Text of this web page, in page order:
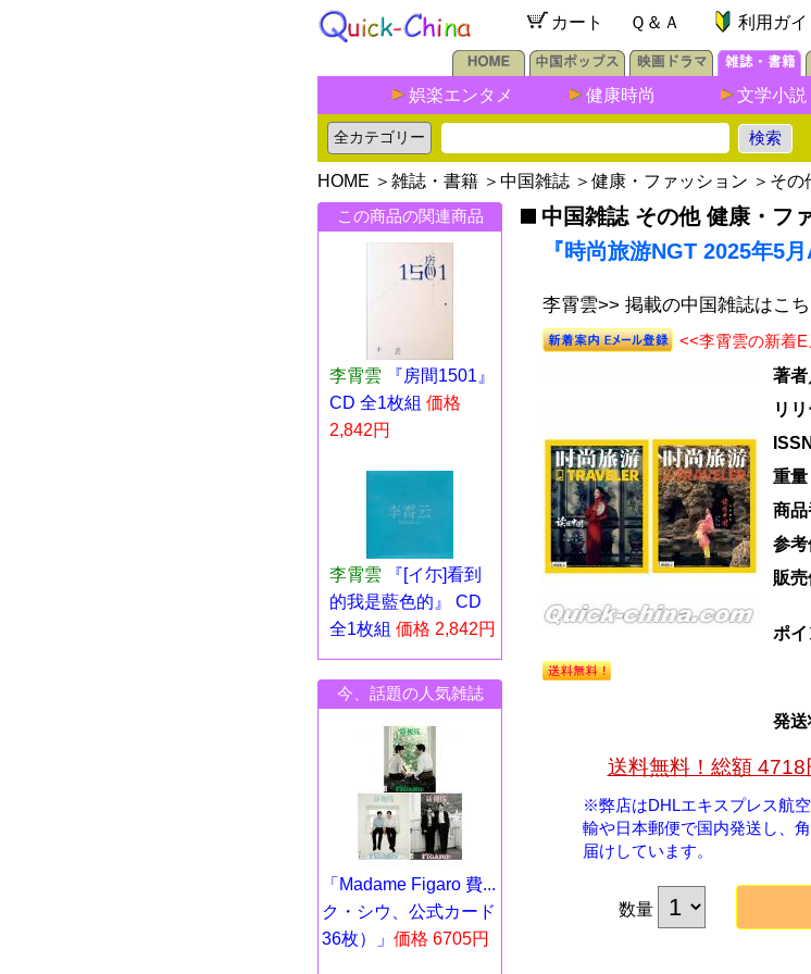
カート Ｑ＆Ａ 利用ガイ
娯楽エンタメ 健康時尚 文学小説
HOME ＞ 雑誌・書籍 ＞ 中国雑誌 ＞ 健康・ファッション ＞ その
この商品の関連商品
李霄雲
『房間1501』
CD 全1枚組 価格
2,842円
李霄雲
『[イ尓]看到
的我是藍色的』 CD
全1枚組 価格 2,842円
今、話題の人気雑誌
「Madame Figaro 費...
ク・シウ、公式カード
36枚）」 価格 6705円
中国雑誌 その他 健康・フ
『時尚旅游NGT 2025年5
李霄雲>> 掲載の中国雑誌はこ
<<李霄雲の新着E
著
リ
重量
商
参
販
ポイ
発
送料無料！総額 4718
※弊店はDHLエキスプレス航
輸や日本郵便で国内発送し、
届けしています。
数量